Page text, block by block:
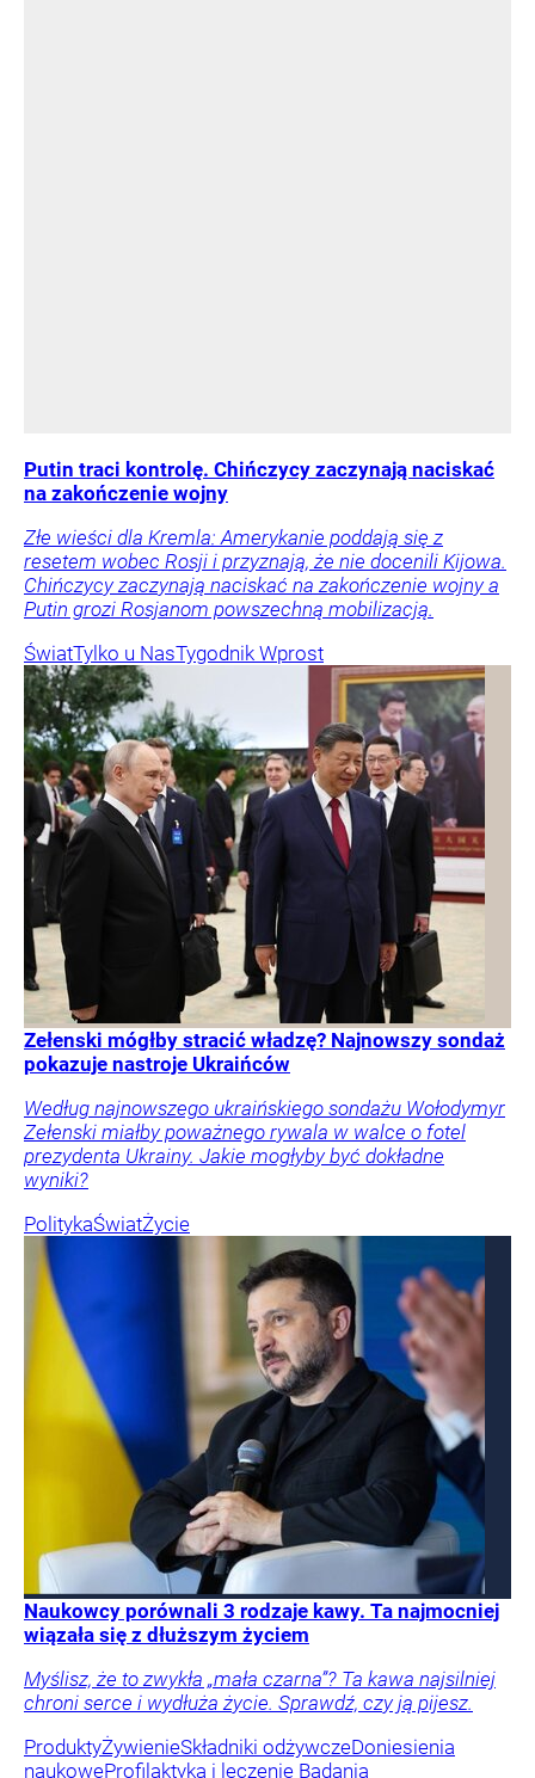
Putin traci kontrolę. Chińczycy zaczynają naciskać
na zakończenie wojny
Złe wieści dla Kremla: Amerykanie poddają się z
resetem wobec Rosji i przyznają, że nie docenili Kijowa.
Chińczycy zaczynają naciskać na zakończenie wojny a
Putin grozi Rosjanom powszechną mobilizacją.
ŚwiatTylko u NasTygodnik Wprost
Zełenski mógłby stracić władzę? Najnowszy sondaż
pokazuje nastroje Ukraińców
Według najnowszego ukraińskiego sondażu Wołodymyr
Zełenski miałby poważnego rywala w walce o fotel
prezydenta Ukrainy. Jakie mogłyby być dokładne
wyniki?
PolitykaŚwiatŻycie
Naukowcy porównali 3 rodzaje kawy. Ta najmocniej
wiązała się z dłuższym życiem
Myślisz, że to zwykła „mała czarna”? Ta kawa najsilniej
chroni serce i wydłuża życie. Sprawdź, czy ją pijesz.
ProduktyŻywienieSkładniki odżywczeDoniesienia
naukoweProfilaktyka i leczenie Badania